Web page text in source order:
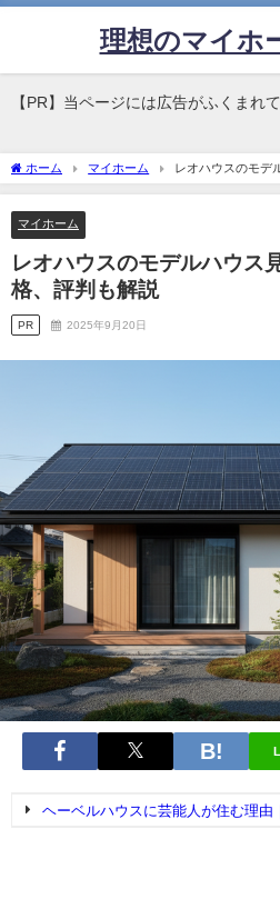
理想のマイホ
【PR】当ページには広告がふくまれて
ホーム マイホーム
レオハウスのモデ
判も解説
マイホーム
レオハウスのモデルハウス
格、評判も解説
PR 2025年9月20日
ヘーベルハウスに芸能人が住む理由